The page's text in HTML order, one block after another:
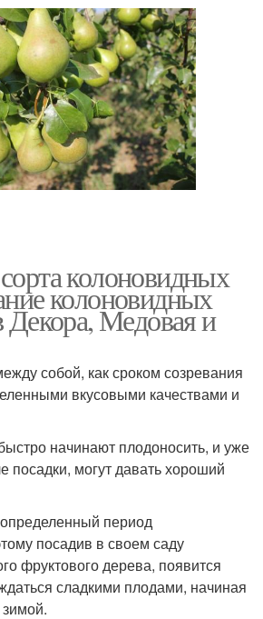
колоновидных
колоновидных
Декора, Медовая и
собой, как сроком созревания
вкусовыми качествами и
начинают плодоносить, и уже
посадки, могут давать хороший
период
посадив в своем саду
фруктового дерева, появится
сладкими плодами, начиная